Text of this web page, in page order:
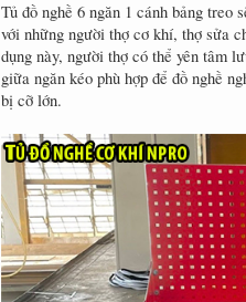
Tủ đồ nghề 6 ngăn 1 cánh bảng treo
với những người thợ cơ khí, thợ sửa
dụng này, người thợ có thể yên tâm
giữa ngăn kéo phù hợp để đồ nghề
bị cỡ lớn.